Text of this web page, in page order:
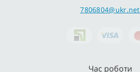
7806804@ukr.net
Час роботи